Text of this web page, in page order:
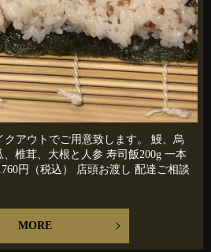
クアウトでご用意致します。 鰻、烏
、椎茸、大根と人参 寿司飯200g 一本
円（税込） 店頭お渡し 配達ご相談
MORE